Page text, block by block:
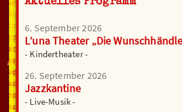
6. September 2026
L’una Theater „Die
- Kindertheater -
26. September 2026
Jazzkantine
- Live-Musik -